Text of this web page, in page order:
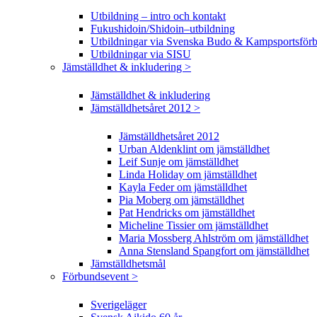
Utbildning – intro och kontakt
Fukushidoin/Shidoin–utbildning
Utbildningar via Svenska Budo &
Utbildningar via SISU
Jämställdhet & inkludering >
Jämställdhet & inkludering
Jämställdhetsåret 2012 >
Jämställdhetsåret 2012
Urban Aldenklint om jämställdhet
Leif Sunje om jämställdhet
Linda Holiday om jämställdhet
Kayla Feder om jämställdhet
Pia Moberg om jämställdhet
Pat Hendricks om jämställdhet
Micheline Tissier om jämställdhet
Maria Mossberg Ahlström om jämställdhet
Anna Stensland Spangfort om jämställdhet
Jämställdhetsmål
Förbundsevent >
Sverigeläger